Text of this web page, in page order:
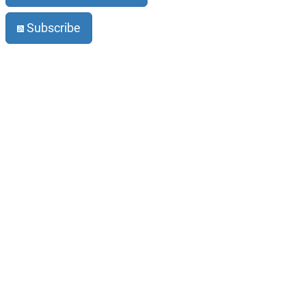
Subscribe